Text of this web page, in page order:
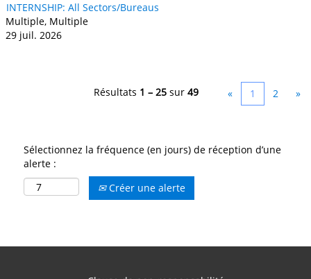
INTERNSHIP: All Sectors/Bureaus
Multiple, Multiple
29 juil. 2026
Résultats 1 – 25 sur 49 « 1 2 »
Sélectionnez la fréquence (en jours) de réception d’une
alerte :
Créer une alerte